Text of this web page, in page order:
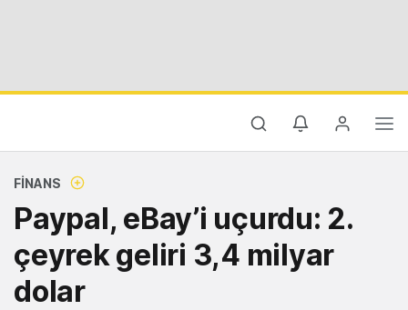
FINANS
Paypal, eBay’i uçurdu: 2.
çeyrek geliri 3,4 milyar
dolar